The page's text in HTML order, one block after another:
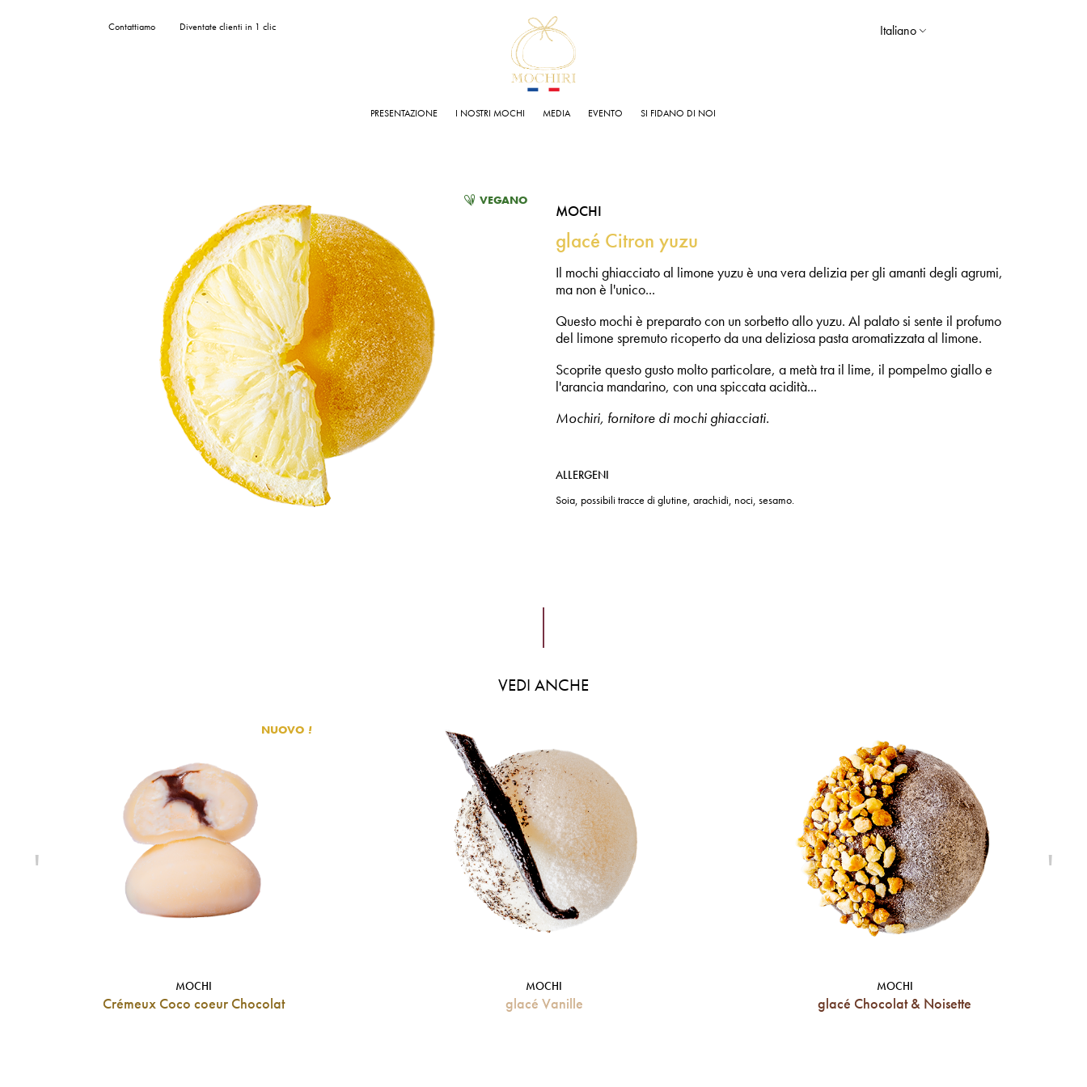
Contattiamo Diventate clienti in 1 clic
PRESENTAZIONE I NOSTRI MOCHI MEDIA EVENTO SI FIDANO DI NOI
Italiano
VEGANO
MOCHI
glacé Citron yuzu
Il mochi ghiacciato al limone yuzu è una vera delizia per gli amanti degli agrumi,
ma non è l'unico...
Questo mochi è preparato con un sorbetto allo yuzu. Al palato si sente il profumo
del limone spremuto ricoperto da una deliziosa pasta aromatizzata al limone.
Scoprite questo gusto molto particolare, a metà tra il lime, il pompelmo giallo e
l'arancia mandarino, con una spiccata acidità...
Mochiri, fornitore di mochi ghiacciati.
ALLERGENI
Soia, possibili tracce di glutine, arachidi, noci, sesamo.
VEDI ANCHE
NUOVO
MOCHI
Crémeux Coco coeur Chocolat
MOCHI
glacé Vanille
MOCHI
glacé Chocolat & Noisette
' '